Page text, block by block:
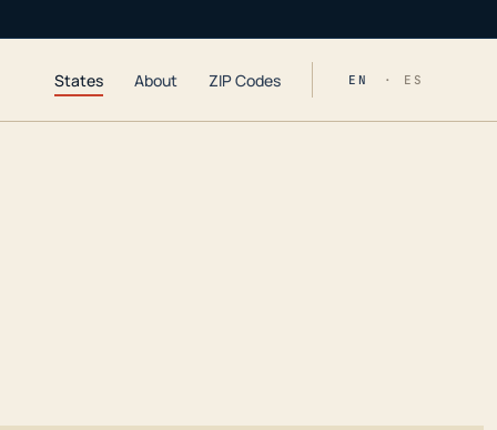
States About ZIP Codes EN · ES